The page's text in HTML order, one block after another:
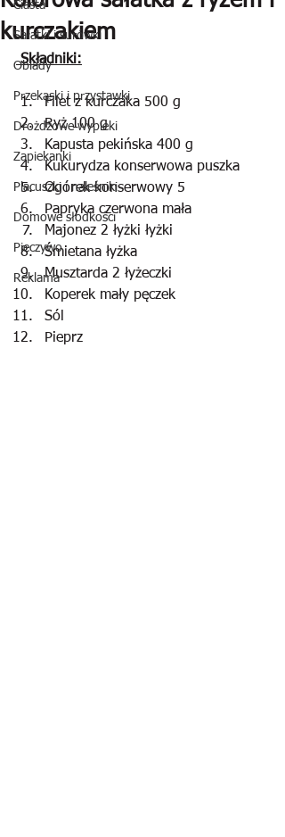
Ciasta
Sałatki i surówki
Obiady
Przekąski i przystawki
Drożdżowe wypieki
Zapiekanki
Placuszki i naleśniki
Domowe słodkości
Pieczywo
Reklama
kurczakiem
Składniki:
Filet z kurczaka 500 g
Ryż 100 g
Kapusta pekińska 400 g
Kukurydza konserwowa puszka
Ogórek konserwowy 5
Papryka czerwona mała
Majonez 2 łyżki łyżki
Śmietana łyżka
Musztarda 2 łyżeczki
Koperek mały pęczek
Sól
Pieprz